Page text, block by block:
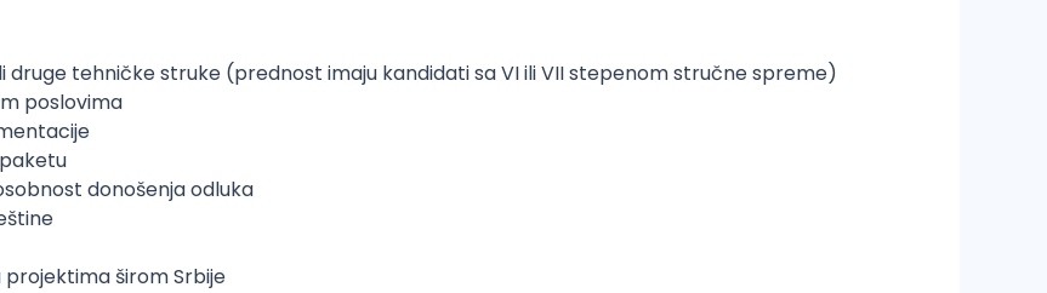
druge tehničke struke (prednost imaju kandidati sa VI ili VII stepenom stručne spreme)
poslovima
donošenja odluka
širom Srbije